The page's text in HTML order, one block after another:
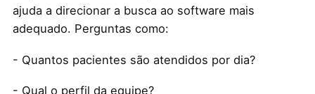
ajuda a direcionar a busca ao software mais
adequado. Perguntas como:
- Quantos pacientes são atendidos por dia?
- Qual o perfil da equipe?